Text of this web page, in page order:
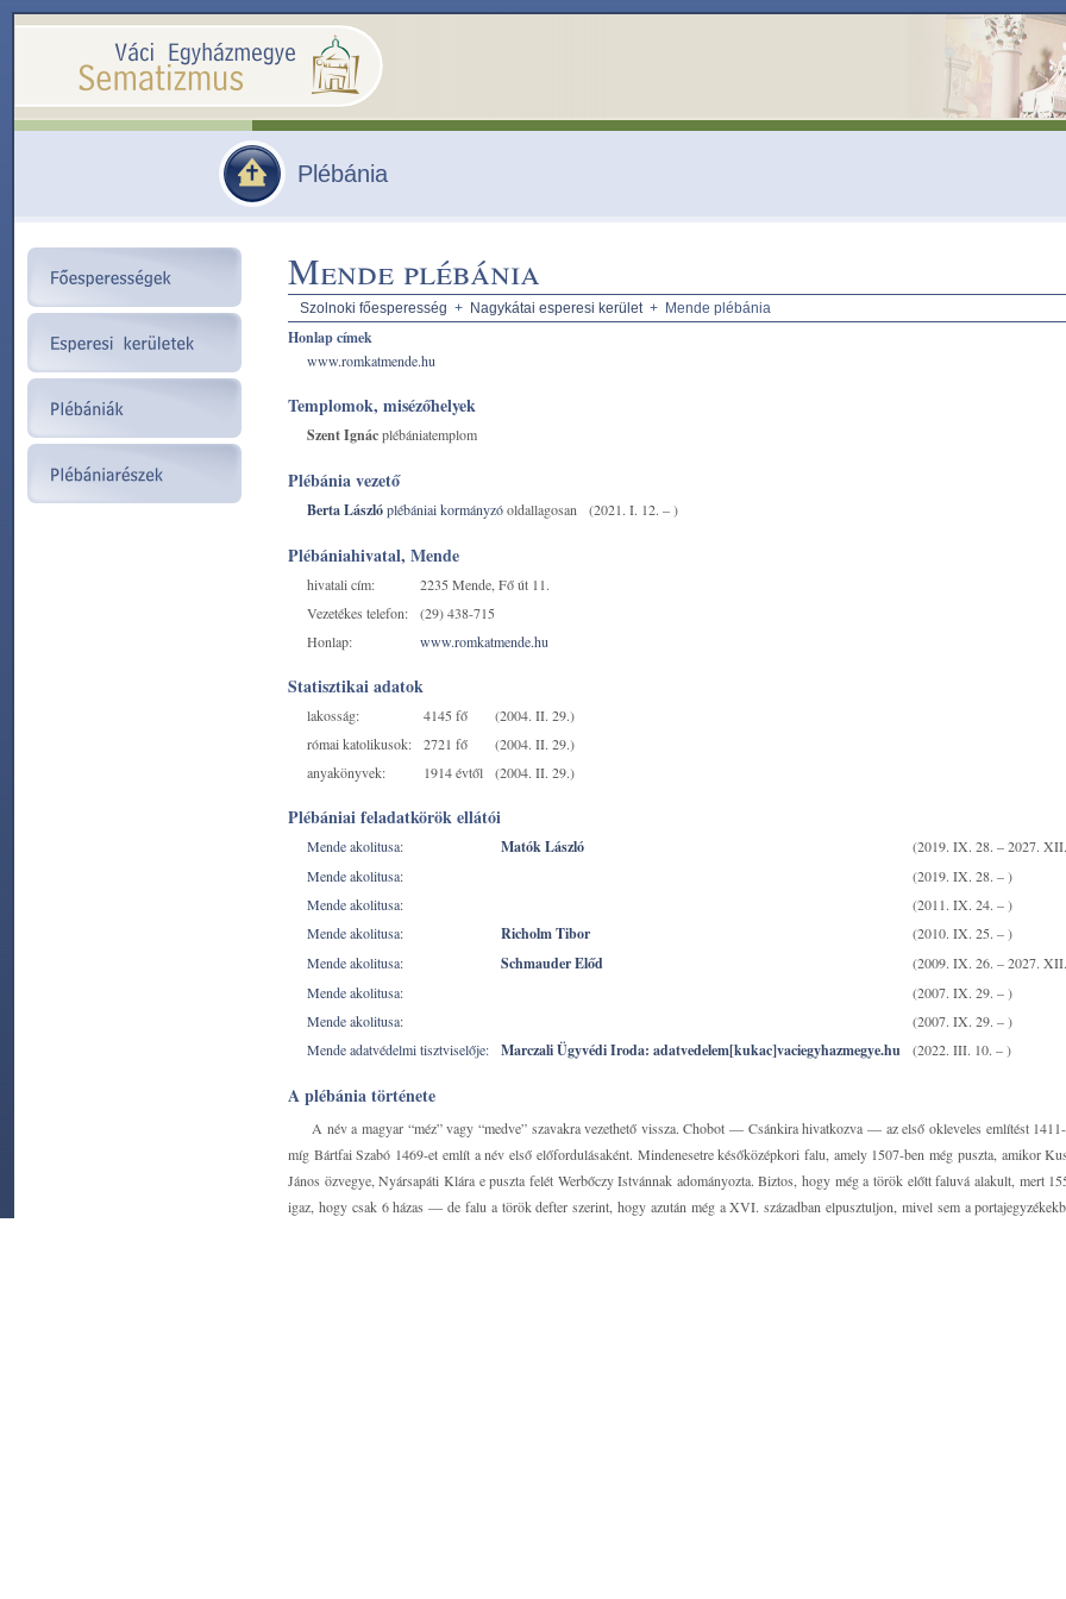
Plébánia
Mende plébánia
Szolnoki főesperesség + Nagykátai esperesi kerület+ Mende plébánia
Honlap címek
www.romkatmende.hu
Templomok, misézőhelyek
Szent Ignácplébániatemplom
Plébánia vezető
Berta Lászlóplébániai kormányzóoldallagosan (2021. I. 12. – )
Plébániahivatal, Mende
hivatali cím:
2235 Mende, Fő út 11.
Vezetékes telefon:
(29) 438-715
Honlap:
www.romkatmende.hu
Statisztikai adatok
lakosság: 4145 fő
(2004. II. 29.)
római katolikusok:
2721 fő
(2004. II. 29.)
anyakönyvek:
1914 évtől (2004. II. 29.)
Plébániai feladatkörök ellátói
Mende akolitusa: Matók László
(2019. IX. 28. – 2027.
Mende akolitusa:
(2019. IX. 28. – )
Mende akolitusa:
(2011. IX. 24. – )
Mende akolitusa:
Richolm Tibor
(2010. IX. 25. – )
Mende akolitusa:
Schmauder Előd
(2009. IX. 26. – 2027.
Mende akolitusa:
(2007. IX. 29. – )
Mende akolitusa:
(2007. IX. 29. – )
Mende adatvédelmi tisztviselője:
Marczali Ügyvédi Iroda: adatvedelem[kukac]vaciegyhazmegye.hu (2022. III. 10. – )
A plébánia története
A név a magyar “méz” vagy “medve” szavakra vezethető vissza. Chobot ― Csánkira hivatkozva ― az első okleveles említést 1411-
míg Bártfai Szabó 1469-et említ a név első előfordulásaként. Mindenesetre későközépkori falu, amely 1507-ben még puszta, amikor
János özvegye, Nyársapáti Klára e puszta felét Werbőczy Istvánnak adományozta. Biztos, hogy még a török előtt faluvá alakult, mert
igaz, hogy csak 6 házas ― de falu a török defter szerint, hogy azután még a XVI. században elpusztuljon, mivel sem a